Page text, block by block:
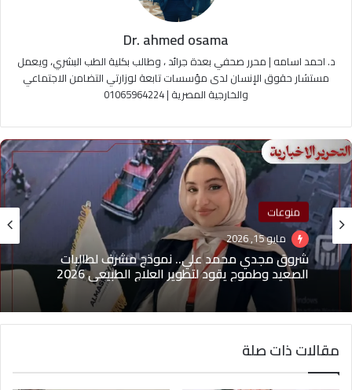
Dr. ahmed osama
د. احمد اسامه | محرر صحفي بعدة جرائد ، وطالب بكلية الطب البشري، ويعمل
مستشار حقوق الإنسان لدى مؤسسات تابعة لوزارتي التضامن الاجتماعي
والخارجية المصرية | 01065964224
منوعات
مايو 15, 2026
شروق مجدي محمد علي.. نموذج مشرف لطالبات
الصعيد وطموح يقود لتطوير العلاج الطبيعي 2026
منوعات
مايو 1, 2026
(بدون عنوان)
مقالات ذات صلة